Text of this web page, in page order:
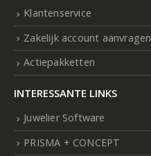
Klantenservice
Zakelijk account aanvragen
Actiepakketten
INTERESSANTE LINKS
Juwelier Software
PRISMA + CONCEPT